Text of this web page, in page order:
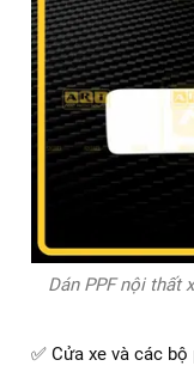
Dán PPF nội thất
✅ Cửa xe và các